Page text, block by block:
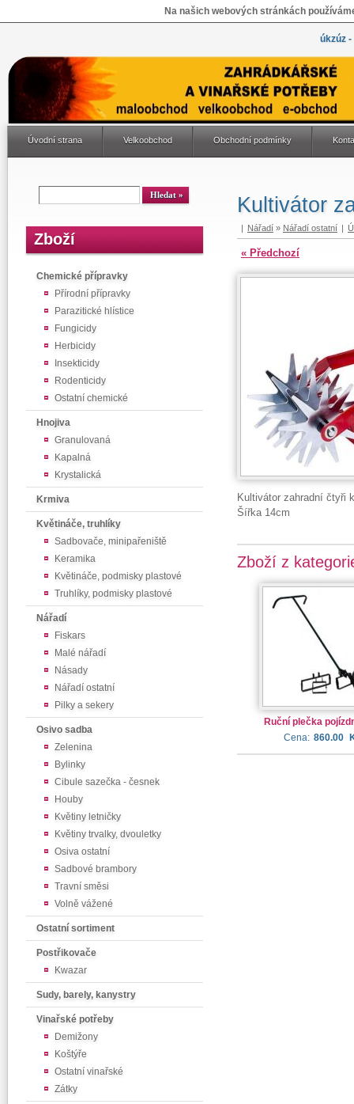
Na našich webových stránkách
úkzúz
Úvodní strana Velkoobchod Obchodní podmínky
Zboží
Chemické přípravky
Přírodní přípravky
Parazitické hlístice
Fungicidy
Herbicidy
Insekticidy
Rodenticidy
Ostatní chemické
Hnojiva
Granulovaná
Kapalná
Krystalická
Krmiva
Květináče, truhlíky
Sadbovače, minipařeniště
Keramika
Květináče, podmisky plastové
Truhlíky, podmisky plastové
Nářadí
Fiskars
Malé nářadí
Násady
Nářadí ostatní
Pilky a sekery
Osivo sadba
Zelenina
Bylinky
Cibule sazečka - česnek
Houby
Květiny letničky
Květiny trvalky, dvouletky
Osiva ostatní
Sadbové brambory
Travní směsi
Volně vážené
Ostatní sortiment
Postřikovače
Kwazar
Sudy, barely, kanystry
Vinařské potřeby
Demižony
Koštýře
Ostatní vinařské
Zátky
Kultivátor
| Nářadí » Nářadí ostatní |
« Předchozí
Kultivátor zahradní čtyři
Šířka 14cm
Zboží z
Ruční plečka
Cena: 860.00